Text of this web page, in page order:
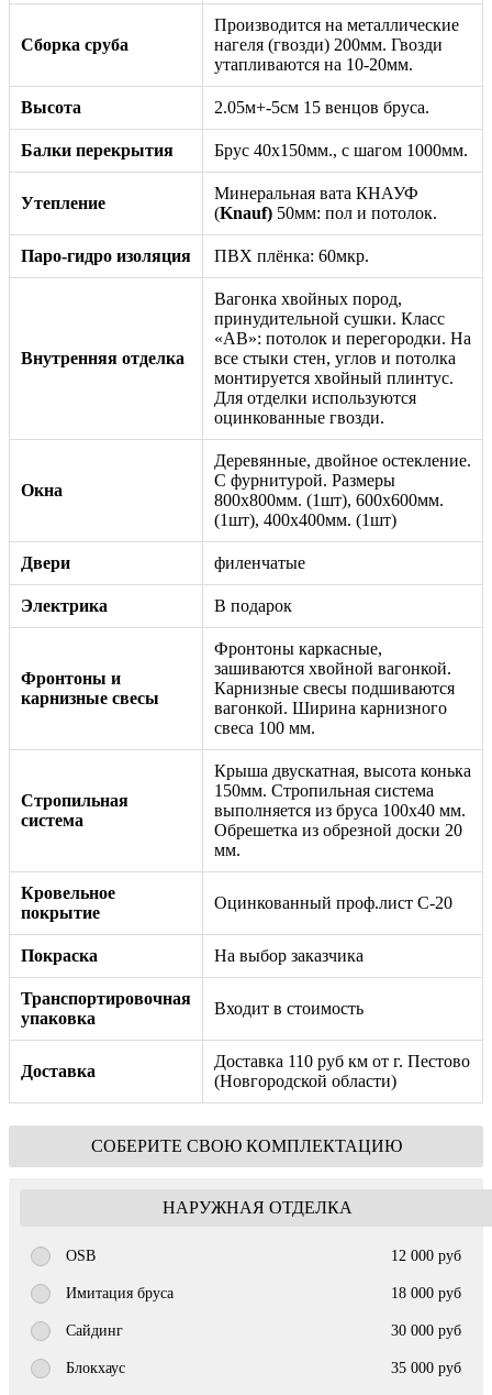
Сборка сруба
Производится на металлические
нагеля (гвозди) 200мм. Гвозди
утапливаются на 10-20мм.
Высота 2.05м+-5см 15 венцов бруса.
Балки перекрытия Брус 40х150мм., с шагом 1000мм.
Утепление
Минеральная вата КНАУФ
(Knauf) 50мм: пол и потолок.
Паро-гидро изоляция ПВХ плёнка: 60мкр.
Внутренняя отделка
Вагонка хвойных пород,
принудительной сушки. Класс
«АВ»: потолок и перегородки. На
все стыки стен, углов и потолка
монтируется хвойный плинтус.
Для отделки используются
оцинкованные гвозди.
Окна
Деревянные, двойное остекление.
С фурнитурой. Размеры
800х800мм. (1шт), 600х600мм.
(1шт), 400х400мм. (1шт)
Двери филенчатые
Электрика В подарок
Фронтоны и
карнизные свесы
Фронтоны каркасные,
зашиваются хвойной вагонкой.
Карнизные свесы подшиваются
вагонкой. Ширина карнизного
свеса 100 мм.
Стропильная
система
Крыша двускатная, высота конька
150мм. Стропильная система
выполняется из бруса 100x40 мм.
Обрешетка из обрезной доски 20
мм.
Кровельное
покрытие
Оцинкованный проф.лист С-20
Покраска На выбор заказчика
Транспортировочная
упаковка
Входит в стоимость
Доставка
Доставка 110 руб км от г. Пестово
(Новгородской области)
СОБЕРИТЕ СВОЮ КОМПЛЕКТАЦИЮ
НАРУЖНАЯ ОТДЕЛКА
OSB 12 000 руб
Имитация бруса 18 000 руб
Сайдинг 30 000 руб
Блокхаус 35 000 руб